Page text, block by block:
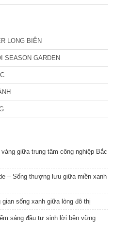
LONG BIÊN
SEASON GARDEN
giữa trung tâm công nghiệp Bắc
– Sống thượng lưu giữa miền xanh
sống xanh giữa lòng đô thị
sáng đầu tư sinh lời bền vững